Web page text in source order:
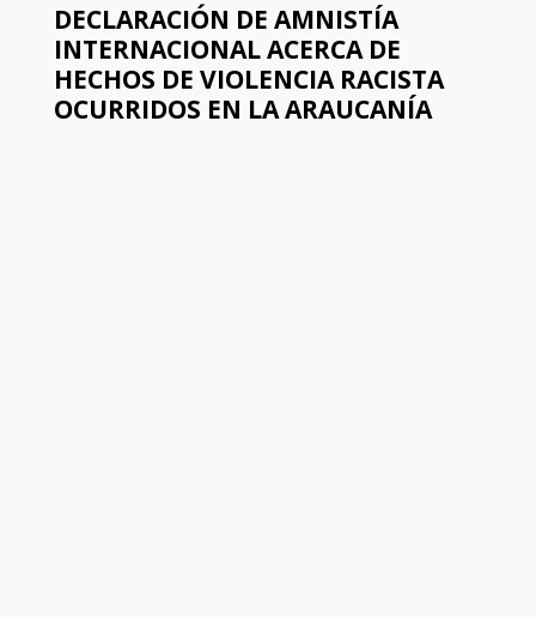
DECLARACIÓN DE AMNISTÍA
INTERNACIONAL ACERCA DE
HECHOS DE VIOLENCIA RACISTA
OCURRIDOS EN LA ARAUCANÍA